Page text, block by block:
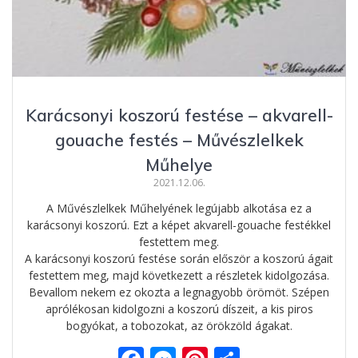
Karácsonyi koszorú festése – akvarell-
gouache festés – Művészlelkek
Műhelye
2021.12.06.
A Művészlelkek Műhelyének legújabb alkotása ez a
karácsonyi koszorú. Ezt a képet akvarell-gouache festékkel
festettem meg.
A karácsonyi koszorú festése során először a koszorú ágait
festettem meg, majd következett a részletek kidolgozása.
Bevallom nekem ez okozta a legnagyobb örömöt. Szépen
aprólékosan kidolgozni a koszorú díszeit, a kis piros
bogyókat, a tobozokat, az örökzöld ágakat.